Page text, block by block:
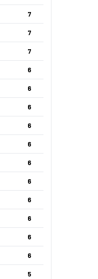
7
7
7
6
6
6
6
6
6
6
6
6
6
6
5